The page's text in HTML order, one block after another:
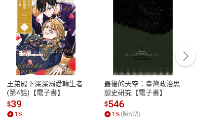
性
參
客服資訊
服務時間：週一到週五 10:00-12:00、
13:00-17:00 (國定假日及例假日休息)
客服電話：0080-1857077
王弟殿下深深溺愛轉生者
(第4話)【電子書】
$39
1%
最後的天空：臺灣政治思
想史研究【電子書】
$546
1% (賺5點)